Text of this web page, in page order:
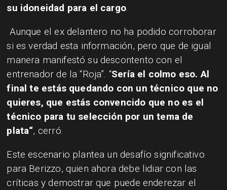
su idoneidad para el cargo.
Aunque el ex delantero no ha podido corroborar
si es verdad esta información, pero que de igual
manera manifestó su descontento con el
entrenador de la “Roja”. “Sería el colmo eso. Al
final te estás quedando con un técnico que no
quieres, que estás convencido que no es el
técnico para tu selección por un tema de
plata“, cerró.
Este escenario plantea un desafío significativo
para Berizzo, quien ahora debe lidiar con las
críticas y demostrar que puede enderezar el